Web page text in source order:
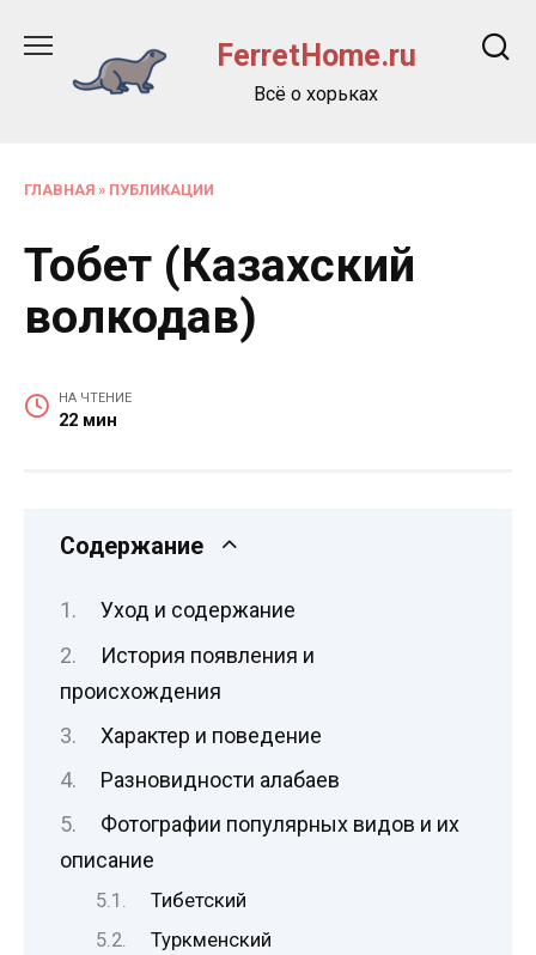
содержанию
FerretHome.ru
Всё о хорьках
ГЛАВНАЯ » ПУБЛИКАЦИИ
Тобет (Казахский
волкодав)
НА ЧТЕНИЕ
22 мин
Содержание
Уход и содержание
История появления и
происхождения
Характер и поведение
Разновидности алабаев
Фотографии популярных видов и их
описание
Тибетский
Туркменский